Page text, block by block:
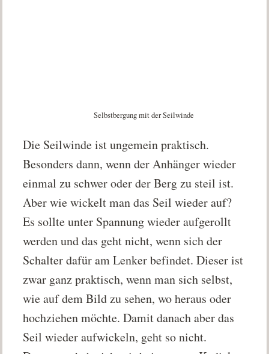
Selbstbergung mit der Seilwinde
Die Seilwinde ist ungemein praktisch.
Besonders dann, wenn der Anhänger wieder
einmal zu schwer oder der Berg zu steil ist.
Aber wie wickelt man das Seil wieder auf?
Es sollte unter Spannung wieder aufgerollt
werden und das geht nicht, wenn sich der
Schalter dafür am Lenker befindet. Dieser ist
zwar ganz praktisch, wenn man sich selbst,
wie auf dem Bild zu sehen, wo heraus oder
hochziehen möchte. Damit danach aber das
Seil wieder aufwickeln, geht so nicht.